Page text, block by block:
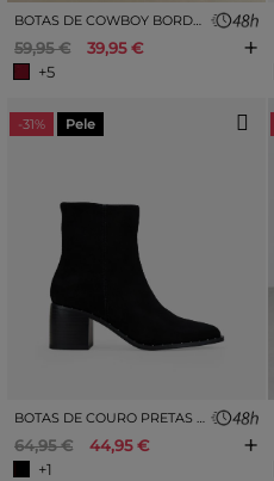
BOTAS DE COWBOY BORDÔ COM BORDADO
59,95 €
39,95 €
+5
+
-31% Pele
64,95 €
44,95 €
+1
+